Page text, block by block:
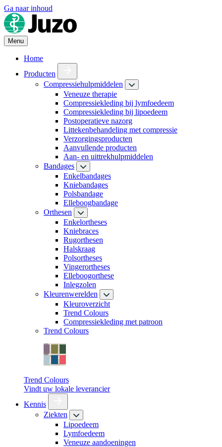
Ga naar inhoud
Menu
Home
Producten
Compressiehulpmiddelen
Veneuze therapie
Compressiekleding bij lymfoedeem
Compressiekleding bij lipoedeem
Postoperatieve nazorg
Littekenbehandeling met compressie
Verzorgingsproducten
Aanvullende producten
Aan- en uittrekhulpmiddelen
Bandages
Enkelbandages
Kniebandages
Polsbandage
Elleboogbandage
Orthesen
Enkelortheses
Kniebraces
Rugorthesen
Halskraag
Polsortheses
Vingerortheses
Elleboogorthese
Inlegzolen
Kleurenwerelden
Kleuroverzicht
Trend Colours
Compressiekleding met patroon
Trend Colours
Trend Colours
Vindt uw lokale leverancier
Kennis
Ziekten
Lipoedeem
Lymfoedeem
Veneuze aandoeningen